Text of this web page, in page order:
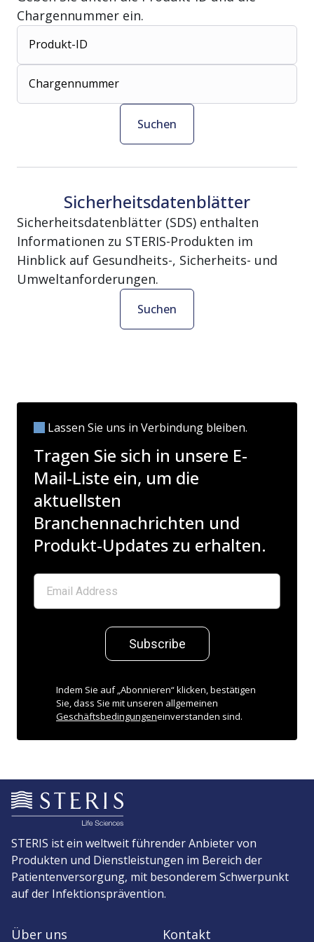
Chargennummer ein.
Produkt-ID
Chargennummer
Suchen
Sicherheitsdatenblätter
Sicherheitsdatenblätter (SDS) enthalten
Informationen zu STERIS-Produkten im
Hinblick auf Gesundheits-, Sicherheits- und
Umweltanforderungen.
Suchen
Lassen Sie uns in Verbindung bleiben.
Tragen Sie sich in unsere E-
Mail-Liste ein, um die
aktuellsten
Branchennachrichten und
Produkt-Updates zu erhalten.
Subscribe
Indem Sie auf „Abonnieren“ klicken, bestätigen
Sie, dass Sie mit unseren allgemeinen
Geschäftsbedingungeneinverstanden sind.
STERIS ist ein weltweit führender Anbieter von
Produkten und Dienstleistungen im Bereich der
Patientenversorgung, mit besonderem Schwerpunkt
auf der Infektionsprävention.
Über uns Kontakt